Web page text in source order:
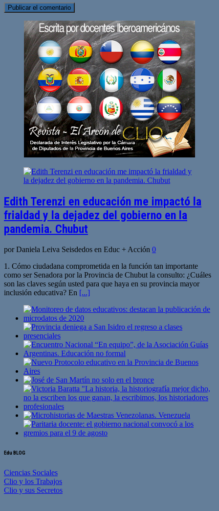
Edith Terenzi en educación me impactó la
frialdad y la dejadez del gobierno en la
pandemia. Chubut
por Daniela Leiva Seisdedos en Educ + Acción 0
1. Cómo ciudadana comprometida en la función tan importante
como ser Senadora por la Provincia de Chubut la consulto: ¿Cuáles
son las claves según usted para que haya en su provincia mayor
inclusión educativa? En [...]
Edu BLOG
Ciencias Sociales
Clio y los Trabajos
Clio y sus Secretos